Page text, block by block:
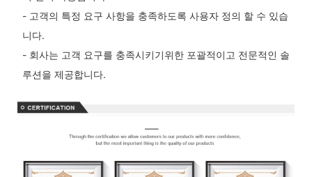
- 고객의 특정 요구 사항을 충족하도록 사용자 정의 할 수 있습
니다.
- 회사는 고객 요구를 충족시키기위한 포괄적이고 전문적인 솔
루션을 제공합니다.